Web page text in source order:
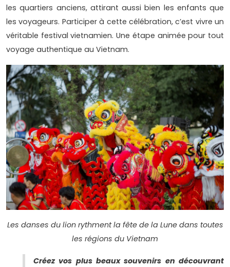
les quartiers anciens, attirant aussi bien les enfants que
les voyageurs. Participer à cette célébration, c’est vivre un
véritable festival vietnamien. Une étape animée pour tout
voyage authentique au Vietnam.
Les danses du lion rythment la fête de la Lune dans toutes
les régions du Vietnam
Créez vos plus beaux souvenirs en découvrant